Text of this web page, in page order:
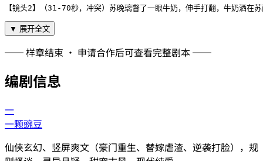
【镜头2】（31-70秒，冲突）苏晚璃瞥了一眼牛奶，伸手打翻，牛奶洒在
▼ 展开全文
── 样章结束 · 申请合作后可查看完整剧本 ──
编剧信息
一
一颗豌豆
仙侠玄幻、竖屏爽文（豪门重生、替嫁虐渣、逆袭打脸），规